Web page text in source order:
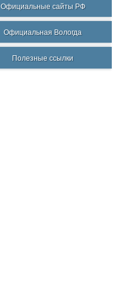
Официальные сайты РФ
Официальная Вологда
Полезные ссылки